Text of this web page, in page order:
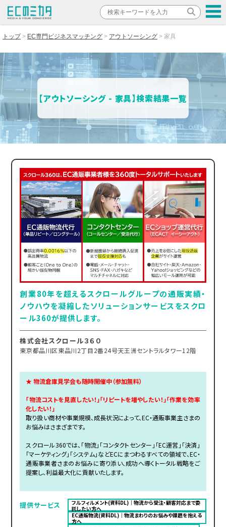
トップ EC専門ビジネスマッチング アウトソーシング 家具
【アウトソーシング - 家具】検索結果一覧
創業80年を超えるスクロールグループの通販実績・
ノウハウを凝縮したソリューションサービスをスクロ
ール360が提供します。
株式会社スクロール３６０
東京都品川区東品川2丁目2番24号天王洲セントラルタワー12階
★ 物流倉庫見学会も随時開催中（参加無料）
「物流コストを見直したい！」「リピートを増やしたい！」「作業を効率
化したい！」
取り扱い商材や事業規模、成長状況によって、EC・通販事業主さまの
お悩みはさまざまです。
スクロール360では、「物流」「コンタクトセンター」「EC運営」「決済」
「マーケティング」「システム」などECにまつわるすべての領域で、EC・
通販事業者さまのお悩みに寄り添い、成功へ導くトータル戦略をご
提案し、利益最大化に貢献いたします。
提供サービス
フルフィルメント(資料DL)｜物流から受注・顧客対応まで委
託したい方へ
EC通販物流(資料DL)｜物流まわりのお悩みや課題を抱える
方へ